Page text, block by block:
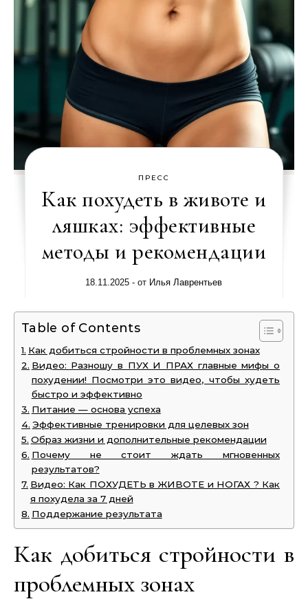
ПРЕСС
Как похудеть в животе и
ляшках: эффективные
методы и рекомендации
18.11.2025 - от Илья Лаврентьев
Table of Contents
Как добиться стройности в проблемных зонах
Видео: Разношу в ПУХ И ПРАХ главные мифы о
похудении! Посмотри это видео, чтобы худеть
быстро и эффективно
Питание — основа успеха
Эффективные тренировки для целевых зон
Образ жизни и дополнительные рекомендации
Почему не стоит ждать мгновенных
результатов?
Видео: Как ПОХУДЕТЬ в ЖИВОТЕ и НОГАХ ? Как
я похудела за 7 дней
Поддержание результата
Как добиться стройности в
проблемных зонах